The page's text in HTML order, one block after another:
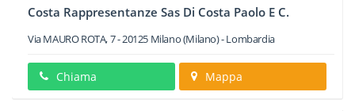
Costa Rappresentanze Sas Di Costa Paolo E C.
Via MAURO ROTA, 7-20125 Milano(Milano) -Lombardia
Chiama Mappa